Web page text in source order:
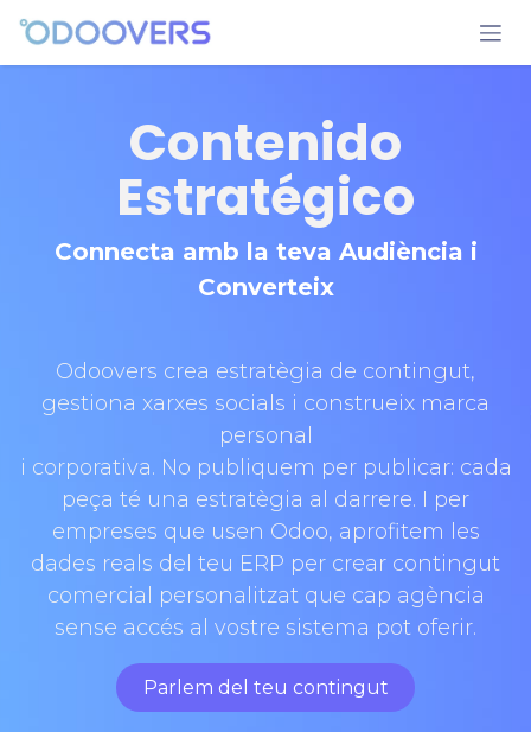
Contenido
Estratégico
Connecta amb la teva Audiència i
Converteix
Odoovers crea estratègia de contingut,
gestiona xarxes socials i construeix marca
personal
i corporativa. No publiquem per publicar: cada
peça té una estratègia al darrere. I per
empreses que usen Odoo, aprofitem les
dades reals del teu ERP per crear contingut
comercial personalitzat que cap agència
sense accés al vostre sistema pot oferir.
Parlem del teu contingut